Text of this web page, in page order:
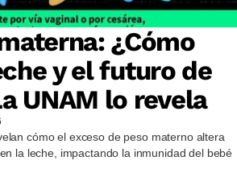
¿Cómo
y el futuro de
UNAM lo revela
cómo el exceso de peso materno altera
la leche, impactando la inmunidad del bebé